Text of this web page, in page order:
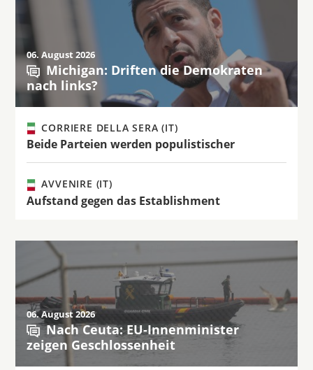
06. August 2026
Michigan: Driften die Demokraten
nach links?
CORRIERE DELLA SERA (IT)
Beide Parteien werden populistischer
AVVENIRE (IT)
Aufstand gegen das Establishment
06. August 2026
Nach Ceuta: EU-Innenminister
zeigen Geschlossenheit